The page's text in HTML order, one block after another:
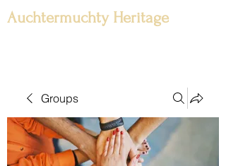
Auchtermuchty Heritage
Groups